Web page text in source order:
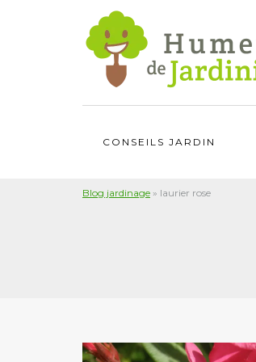
CONSEILS JARDIN
Blog jardinage » laurier rose